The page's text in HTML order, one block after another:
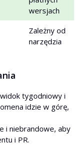
wersjach
Zależny od
narzędzia
widok tygodniowy i
idzie w górę,
i niebrandowe, aby
i PR.